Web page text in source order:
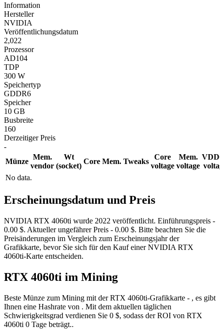
Information
Hersteller
NVIDIA
Veröffentlichungsdatum
2,022
Prozessor
AD104
TDP
300 W
Speichertyp
GDDR6
Speicher
10 GB
Busbreite
160
Derzeitiger Preis
-
Münze
Mem.
vendor
Wt
(socket)
Core Mem. Tweaks
Core
voltage
Mem.
voltage
No data.
Erscheinungsdatum und Preis
NVIDIA RTX 4060ti wurde 2022 veröffentlicht. Einführungspreis -
0.00 $. Aktueller ungefährer Preis - 0.00 $. Bitte beachten Sie die
Preisänderungen im Vergleich zum Erscheinungsjahr der
Grafikkarte, bevor Sie sich für den Kauf einer NVIDIA RTX
4060ti-Karte entscheiden.
RTX 4060ti im Mining
Beste Münze zum Mining mit der RTX 4060ti-Grafikkarte - , es gibt
Ihnen eine Hashrate von . Mit dem aktuellen täglichen
Schwierigkeitsgrad verdienen Sie 0 $, sodass der ROI von RTX
4060ti 0 Tage beträgt..